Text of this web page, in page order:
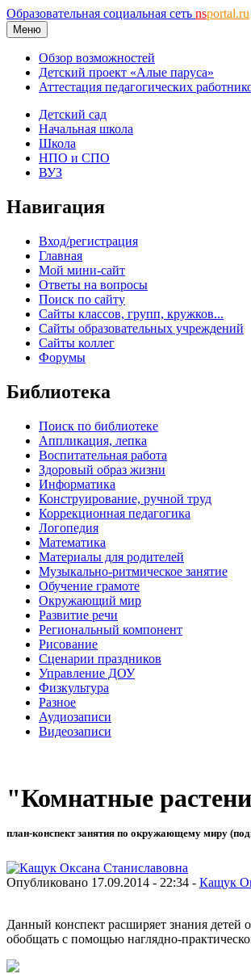
Образовательная социальная сеть nsportal.ru
Меню
Обзор возможностей
Детский проект «Алые паруса»
Аттестация педагогических
Детский сад
Начальная школа
Школа
НПО и СПО
ВУЗ
Навигация
Вход/регистрация
Главная
Мой мини-сайт
Ответы на вопросы
Поиск по сайту
Сайты классов, групп, кружков...
Сайты образовательных учреждений
Сайты коллег
Форумы
Библиотека
Поиск по библиотеке
Аппликация, лепка
Воспитательная работа
Здоровый образ жизни
Информатика
Конструирование, ручной труд
Коррекционная педагогика
Логопедия
Математика
Материалы для родителей
Музыкально-ритмическое занятие
Обучение грамоте
Окружающий мир
Развитие речи
Региональный компонент
Рисование
Сценарии праздников
Управление ДОУ
Физкультура
Разное
Аудиозаписи
Видеозаписи
"Комнатные
план-конспект занятия по окружающему миру
Опубликовано 17.09.2014 - 22:34 - Кащук
Данный конспект расширяет знания детей
обобщать с помощью наглядно-